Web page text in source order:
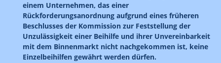
einem Unternehmen, das einer
Rückforderungsanordnung aufgrund eines früheren
Beschlusses der Kommission zur Feststellung der
Unzulässigkeit einer Beihilfe und ihrer Unvereinbarkeit
mit dem Binnenmarkt nicht nachgekommen ist, keine
Einzelbeihilfen gewährt werden dürfen.